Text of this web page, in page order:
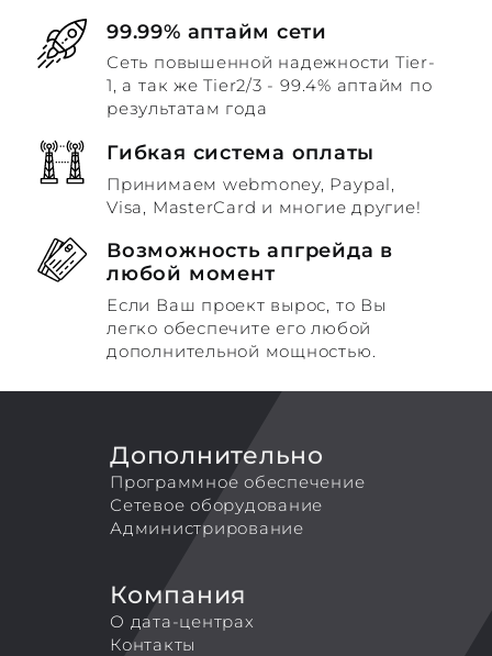
99.99% аптайм сети
Сеть повышенной надежности Tier-
1, а так же Tier2/3 - 99.4% аптайм по
результатам года
Гибкая система оплаты
Принимаем webmoney, Paypal,
Visa, MasterCard и многие другие!
Возможность апгрейда в
любой момент
Если Ваш проект вырос, то Вы
легко обеспечите его любой
дополнительной мощностью.
Дополнительно
Программное обеспечение
Сетевое оборудование
Администрирование
Компания
О дата-центрах
Контакты